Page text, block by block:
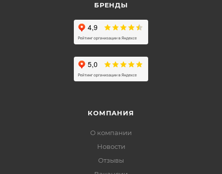
БРЕНДЫ
КОМПАНИЯ
О компании
Новости
Отзывы